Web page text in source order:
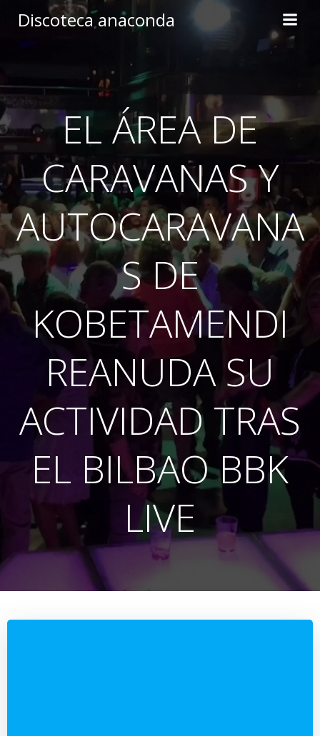
to
Discoteca anaconda
EL ÁREA DE
CARAVANAS Y
AUTOCARAVANA
S DE
KOBETAMENDI
REANUDA SU
ACTIVIDAD TRAS
EL BILBAO BBK
LIVE